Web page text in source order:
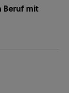
Beruf mit